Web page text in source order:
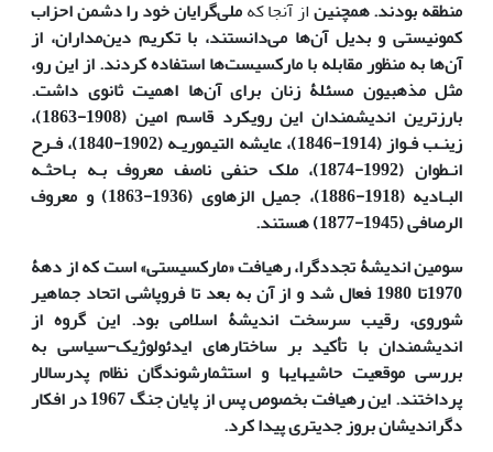
منطقه بودند. همچنیناز آنجا کهملی‌گرایان خود را دشمن احزاب
کمونیستی و بدیل آن‌ها می‌دانستند،‌ با تکریم دین‌مداران، از
آن‌ها به منظور مقابله با مارکسیست‌ها استفاده ­کردند. از این رو،
مثل مذهبیون مسئلۀ زنان برای آن‌ها اهمیت ثانوی داشت.
بارزترین اندیشمندان این رویکرد قاسم امین (1908-1863)،
زینـب فـواز (1914-1846)، عایشه التیموریـه (1902-1840)،‌ فـرح
انـطوان (1992-1874)، ملک حنفی ناصف معروف بـه بـاحثـه
البـادیه (1918-1886)، جمیل الزهاوی (1936-1863) و معروف
الرصافی (1945-1877) هستند.
سومین اندیشۀ تجددگرا، رهیافت «مارکسیستی» است که از دهۀ
1970تا 1980 فعال شد و از آن به بعد تا فروپاشی اتحاد جماهیر
شوروی، رقیب سرسخت اندیشۀ اسلامی بود. این گروه از
اندیشمندان با تأکید بر ساختارهای ایدئولوژیک-سیاسی به
بررسی موقعیت حاشیه­ای­ها و استثمارشوندگان نظام پدرسالار
پرداختند. این رهیافت بخصوص پس از پایان جنگ 1967 در افکار
دگراندیشان بروز جدی­تری پیدا کرد.